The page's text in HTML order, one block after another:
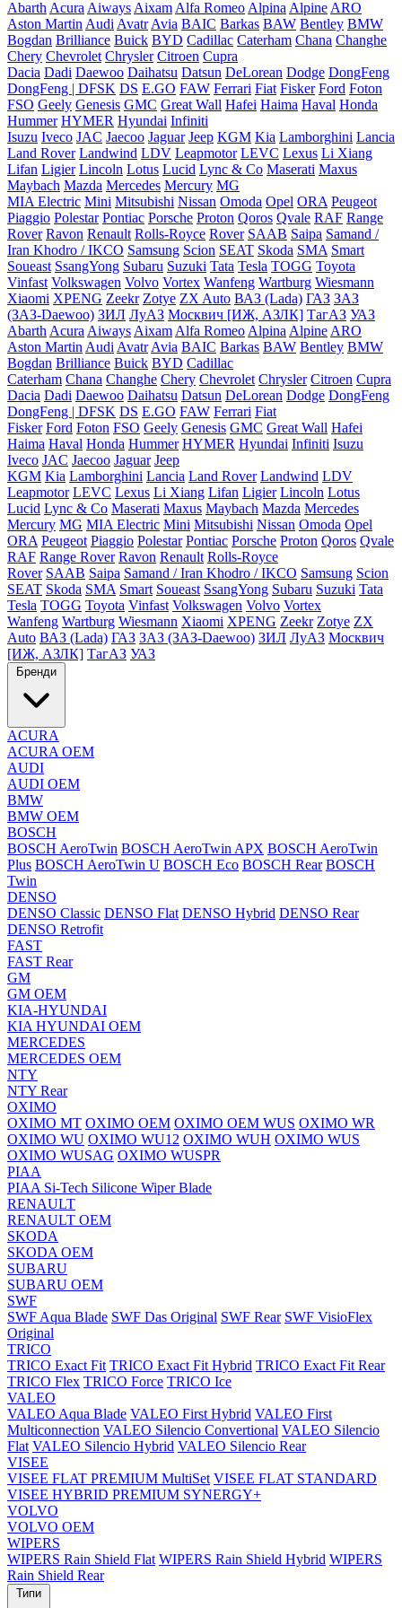
Abarth Acura Aiways Aixam Alfa Romeo Alpina Alpine ARO
Aston Martin Audi Avatr Avia BAIC Barkas BAW Bentley BMW
Bogdan Brilliance Buick BYD Cadillac Caterham Chana Changhe
Chery Chevrolet Chrysler Citroen Cupra
Dacia Dadi Daewoo Daihatsu Datsun DeLorean Dodge DongFeng
DongFeng | DFSK DS E.GO FAW Ferrari Fiat Fisker Ford Foton
FSO Geely Genesis GMC Great Wall Hafei Haima Haval Honda
Hummer HYMER Hyundai Infiniti
Isuzu Iveco JAC Jaecoo Jaguar Jeep KGM Kia Lamborghini Lancia
Land Rover Landwind LDV Leapmotor LEVC Lexus Li Xiang
Lifan Ligier Lincoln Lotus Lucid Lync & Co Maserati Maxus
Maybach Mazda Mercedes Mercury MG
MIA Electric Mini Mitsubishi Nissan Omoda Opel ORA Peugeot
Piaggio Polestar Pontiac Porsche Proton Qoros Qvale RAF Range
Rover Ravon Renault Rolls-Royce Rover SAAB Saipa Samand /
Iran Khodro / IKCO Samsung Scion SEAT Skoda SMA Smart
Soueast SsangYong Subaru Suzuki Tata Tesla TOGG Toyota
Vinfast Volkswagen Volvo Vortex Wanfeng Wartburg Wiesmann
Xiaomi XPENG Zeekr Zotye ZX Auto ВАЗ (Lada) ГАЗ ЗАЗ
(ЗАЗ-Daewoo) ЗИЛ ЛуАЗ Москвич [ИЖ, АЗЛК] ТагАЗ УАЗ
Abarth Acura Aiways Aixam Alfa Romeo Alpina Alpine ARO
Aston Martin Audi Avatr Avia BAIC Barkas BAW Bentley BMW
Bogdan Brilliance Buick BYD Cadillac
Caterham Chana Changhe Chery Chevrolet Chrysler Citroen Cupra
Dacia Dadi Daewoo Daihatsu Datsun DeLorean Dodge DongFeng
DongFeng | DFSK DS E.GO FAW Ferrari Fiat
Fisker Ford Foton FSO Geely Genesis GMC Great Wall Hafei
Haima Haval Honda Hummer HYMER Hyundai Infiniti Isuzu
Iveco JAC Jaecoo Jaguar Jeep
KGM Kia Lamborghini Lancia Land Rover Landwind LDV
Leapmotor LEVC Lexus Li Xiang Lifan Ligier Lincoln Lotus
Lucid Lync & Co Maserati Maxus Maybach Mazda Mercedes
Mercury MG MIA Electric Mini Mitsubishi Nissan Omoda Opel
ORA Peugeot Piaggio Polestar Pontiac Porsche Proton Qoros Qvale
RAF Range Rover Ravon Renault Rolls-Royce
Rover SAAB Saipa Samand / Iran Khodro / IKCO Samsung Scion
SEAT Skoda SMA Smart Soueast SsangYong Subaru Suzuki Tata
Tesla TOGG Toyota Vinfast Volkswagen Volvo Vortex
Wanfeng Wartburg Wiesmann Xiaomi XPENG Zeekr Zotye ZX
Auto ВАЗ (Lada) ГАЗ ЗАЗ (ЗАЗ-Daewoo) ЗИЛ ЛуАЗ Москвич
[ИЖ, АЗЛК] ТагАЗ УАЗ
Бренди
ACURA
ACURA OEM
AUDI
AUDI OEM
BMW
BMW OEM
BOSCH
BOSCH AeroTwin BOSCH AeroTwin APX BOSCH AeroTwin
Plus BOSCH AeroTwin U BOSCH Eco BOSCH Rear BOSCH
Twin
DENSO
DENSO Classic DENSO Flat DENSO Hybrid DENSO Rear
DENSO Retrofit
FAST
FAST Rear
GM
GM OEM
KIA-HYUNDAI
KIA HYUNDAI OEM
MERCEDES
MERCEDES OEM
NTY
NTY Rear
OXIMO
OXIMO MT OXIMO OEM OXIMO OEM WUS OXIMO WR
OXIMO WU OXIMO WU12 OXIMO WUH OXIMO WUS
OXIMO WUSAG OXIMO WUSPR
PIAA
PIAA Si-Tech Silicone Wiper Blade
RENAULT
RENAULT OEM
SKODA
SKODA OEM
SUBARU
SUBARU OEM
SWF
SWF Aqua Blade SWF Das Original SWF Rear SWF VisioFlex
Original
TRICO
TRICO Exact Fit TRICO Exact Fit Hybrid TRICO Exact Fit Rear
TRICO Flex TRICO Force TRICO Ice
VALEO
VALEO Aqua Blade VALEO First Hybrid VALEO First
Multiconnection VALEO Silencio Convertional VALEO Silencio
Flat VALEO Silencio Hybrid VALEO Silencio Rear
VISEE
VISEE FLAT PREMIUM MultiSet VISEE FLAT STANDARD
VISEE HYBRID PREMIUM SYNERGY+
VOLVO
VOLVO OEM
WIPERS
WIPERS Rain Shield Flat WIPERS Rain Shield Hybrid WIPERS
Rain Shield Rear
Типи